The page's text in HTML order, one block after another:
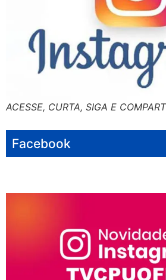
ACESSE, CURTA, SIGA E
Facebook